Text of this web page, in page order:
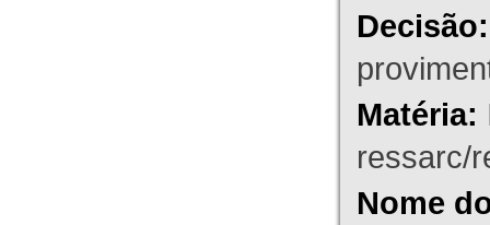
Decisão:
Matéria:
ressarc/
Nome